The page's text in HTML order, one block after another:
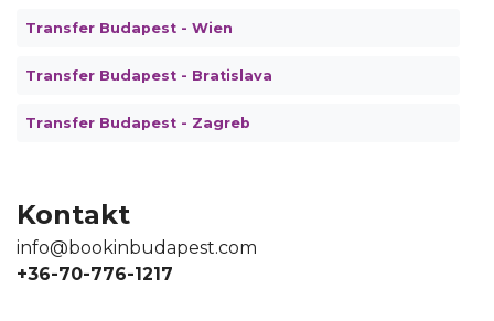
Transfer Budapest - Wien
Transfer Budapest - Bratislava
Transfer Budapest - Zagreb
Kontakt
info@bookinbudapest.com
+36-70-776-1217